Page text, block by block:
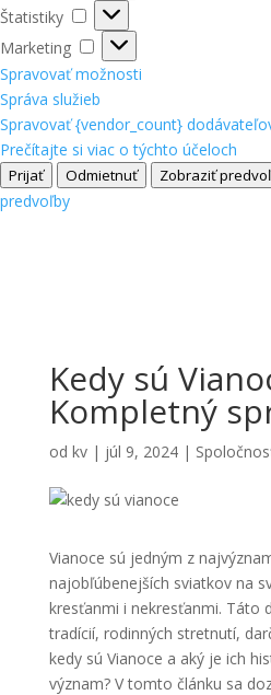
Štatistiky
Štatistiky
Marketing
Marketing
Spravovať možnosti
Správa služieb
Spravovať {vendor_count}
Prečítajte si viac o týchto účeloch
Prijať Odmietnuť Zobraziť
predvoľby
Kedy sú
Kompletný
od kv| júl 9, 2024|
Vianoce sú jedným z
najobľúbenejších sviatkov na
kresťanmi i nekresťanmi. Táto
tradícií, rodinných stretnutí,
kedy sú Vianoce a aký je ich
význam? V tomto článku sa